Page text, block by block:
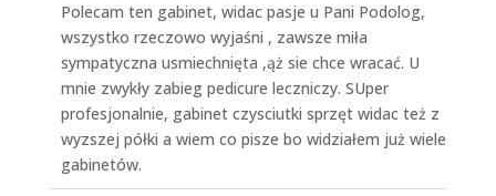
Polecam ten gabinet, widac pasje u Pani Podolog,
wszystko rzeczowo wyjaśni , zawsze miła
sympatyczna usmiechnięta ,ąż sie chce wracać. U
mnie zwykły zabieg pedicure leczniczy. SUper
profesjonalnie, gabinet czysciutki sprzęt widac też z
wyzszej półki a wiem co pisze bo widziałem już wiele
gabinetów.